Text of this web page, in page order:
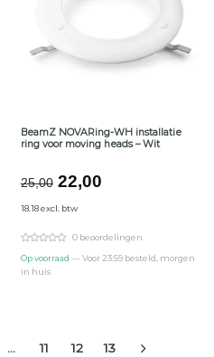
BeamZ NOVARing-WH installatie
ring voor moving heads – Wit
25,00 Oorspronkelijke
was:
€25,00.
22,00Huidige
€22,00.
18.18 excl. btw
0 beoordelingen
Op voorraad — Voor 23:59 besteld, morgen
in huis
… 11 12 13